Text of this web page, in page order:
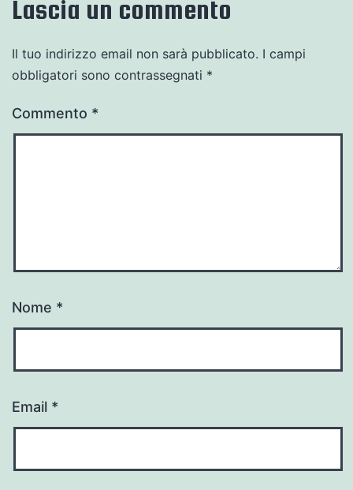
Lascia un commento
Il tuo indirizzo email non sarà pubblicato. I campi
obbligatori sono contrassegnati *
Commento *
Nome *
Email *